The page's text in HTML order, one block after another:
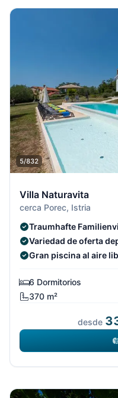
5/832
Villa Naturavita
cerca Porec, Istria
Traumhafte
Variedad de oferta
las edades
Gran piscina al aire
6 Dormitorios
370 m²
desde